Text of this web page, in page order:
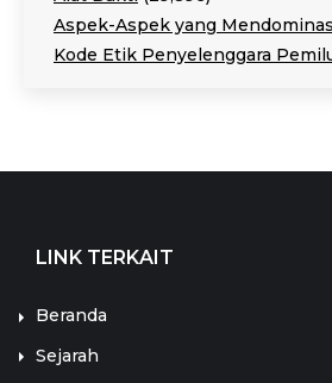
Aspek-Aspek yang
Kode Etik Penyelenggara
LINK TERKAIT
Beranda
Sejarah